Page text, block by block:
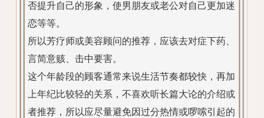
否提升自己的形象，使男朋友或老公对自己更加迷
恋等等。
所以芳疗师或美容顾问的推荐，应该去对症下药、
言简意赅、击中要害。
这个年龄段的顾客通常来说生活节奏都较快，再加
上年纪比较轻的关系，不喜欢听长篇大论的介绍或
者推荐，所以应尽量避免因过分热情或啰嗦引起的